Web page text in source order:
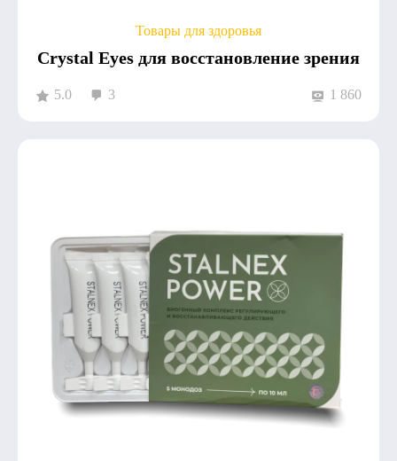
Товары для здоровья
Crystal Eyes для восстановление зрения
5.0 3 1 860